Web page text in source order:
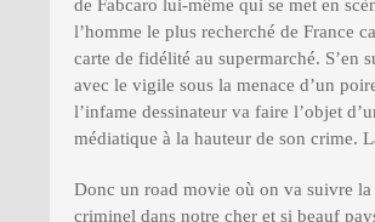
de Fabcaro lui-même qui se met en
l’homme le plus recherché de France
carte de fidélité au supermarché. S’en
avec le vigile sous la menace d’un
l’infame dessinateur va faire l’objet
médiatique à la hauteur de son crime.
Donc un road movie où on va suivre la
criminel dans notre cher et si beauf